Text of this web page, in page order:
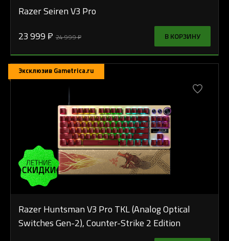
Razer Seiren V3 Pro
23 999 ₽ 24 999 ₽ В КОРЗИНУ
Эксклюзив Gametrica.ru
Razer Huntsman V3 Pro TKL (Analog Optical
Switches Gen-2), Counter-Strike 2 Edition